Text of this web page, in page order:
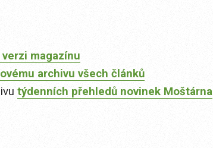
verzi magazínu
archivu všech článků
týdenních přehledů novinek Moštárna